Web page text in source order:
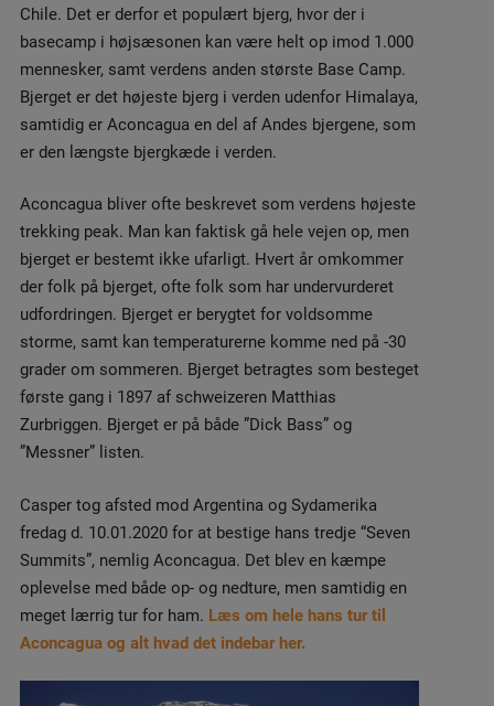
Chile. Det er derfor et populært bjerg, hvor der i
basecamp i højsæsonen kan være helt op imod 1.000
mennesker, samt verdens anden største Base Camp.
Bjerget er det højeste bjerg i verden udenfor Himalaya,
samtidig er Aconcagua en del af Andes bjergene, som
er den længste bjergkæde i verden.
Aconcagua bliver ofte beskrevet som verdens højeste
trekking peak. Man kan faktisk gå hele vejen op, men
bjerget er bestemt ikke ufarligt. Hvert år omkommer
der folk på bjerget, ofte folk som har undervurderet
udfordringen. Bjerget er berygtet for voldsomme
storme, samt kan temperaturerne komme ned på -30
grader om sommeren. Bjerget betragtes som besteget
første gang i 1897 af schweizeren Matthias
Zurbriggen. Bjerget er på både ”Dick Bass” og
”Messner” listen.
Casper tog afsted mod Argentina og Sydamerika
fredag d. 10.01.2020 for at bestige hans tredje “Seven
Summits”, nemlig Aconcagua. Det blev en kæmpe
oplevelse med både op- og nedture, men samtidig en
meget lærrig tur for ham. Læs om hele hans tur til
Aconcagua og alt hvad det indebar her.